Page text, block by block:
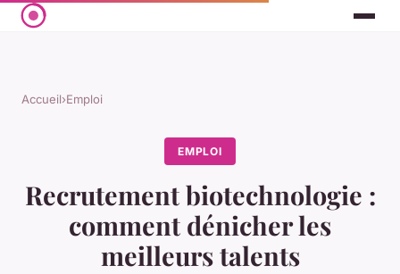
Accueil›Emploi
EMPLOI
Recrutement biotechnologie :
comment dénicher les
meilleurs talents